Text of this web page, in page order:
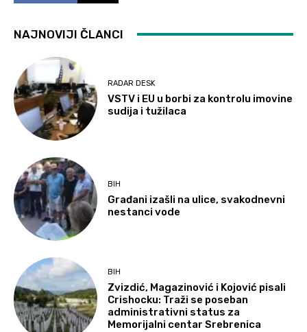
NAJNOVIJI ČLANCI
RADAR DESK
VSTV i EU u borbi za kontrolu imovine
sudija i tužilaca
BIH
Građani izašli na ulice, svakodnevni
nestanci vode
BIH
Zvizdić, Magazinović i Kojović pisali
Crishocku: Traži se poseban
administrativni status za
Memorijalni centar Srebrenica